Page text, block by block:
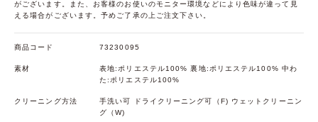
がございます。また、お客様のお使いのモニター環境などにより色味が違って見
える場合がございます。予めご了承の上ご注文下さい。
商品コード 73230095
素材
表地:ポリエステル100% 裏地:ポリエステル100% 中わ
た:ポリエステル100%
クリーニング方法
手洗い可 ドライクリーニング可（F) ウェットクリーニン
グ（W)